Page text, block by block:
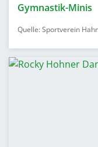
Gymnastik-Minis
Quelle: Sportverein